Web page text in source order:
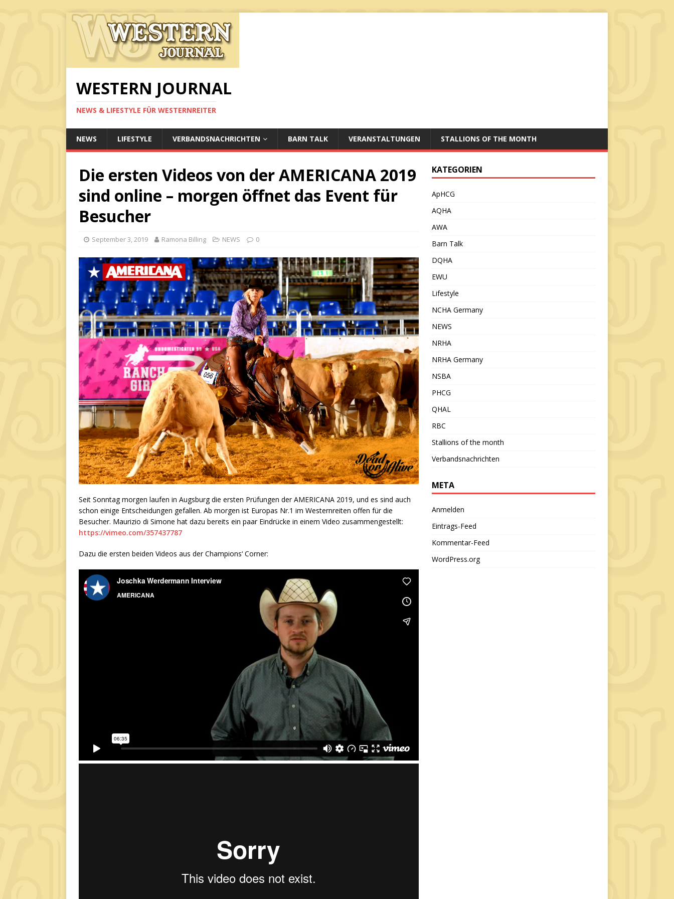
WESTERN JOURNAL
NEWS & LIFESTYLE FÜR WESTERNREITER
NEWS LIFESTYLE VERBANDSNACHRICHTEN BARN TALK VERANSTALTUNGEN STALLIONS OF THE MONTH
Die ersten Videos von der AMERICANA 2019
sind online – morgen öffnet das Event für
Besucher
September 3, 2019 Ramona Billing NEWS 0
Seit Sonntag morgen laufen in Augsburg die ersten Prüfungen der AMERICANA 2019, und es sind auch
schon einige Entscheidungen gefallen. Ab morgen ist Europas Nr.1 im Westernreiten offen für die
Besucher. Maurizio di Simone hat dazu bereits ein paar Eindrücke in einem Video zusammengestellt:
https://vimeo.com/357437787
Dazu die ersten beiden Videos aus der Champions‘ Corner:
KATEGORIEN
ApHCG
AQHA
AWA
Barn Talk
DQHA
EWU
Lifestyle
NCHA Germany
NEWS
NRHA
NRHA Germany
NSBA
PHCG
QHAL
RBC
Stallions of the month
Verbandsnachrichten
META
Anmelden
Eintrags-Feed
Kommentar-Feed
WordPress.org